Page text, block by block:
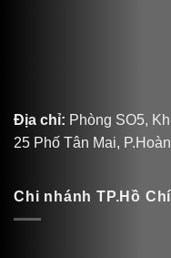
Địa chỉ: Phòng SO5,
25 Phố Tân Mai,
Chi nhánh TP.Hồ